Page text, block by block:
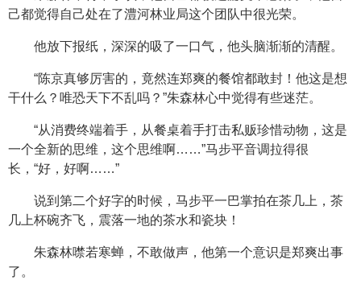
己都觉得自己处在了澧河林业局这个团队中很光荣。
他放下报纸，深深的吸了一口气，他头脑渐渐的清醒。
“陈京真够厉害的，竟然连郑爽的餐馆都敢封！他这是想
干什么？唯恐天下不乱吗？”朱森林心中觉得有些迷茫。
“从消费终端着手，从餐桌着手打击私贩珍惜动物，这是
一个全新的思维，这个思维啊……”马步平音调拉得很
长，“好，好啊……”
说到第二个好字的时候，马步平一巴掌拍在茶几上，茶
几上杯碗齐飞，震落一地的茶水和瓷块！
朱森林噤若寒蝉，不敢做声，他第一个意识是郑爽出事
了。